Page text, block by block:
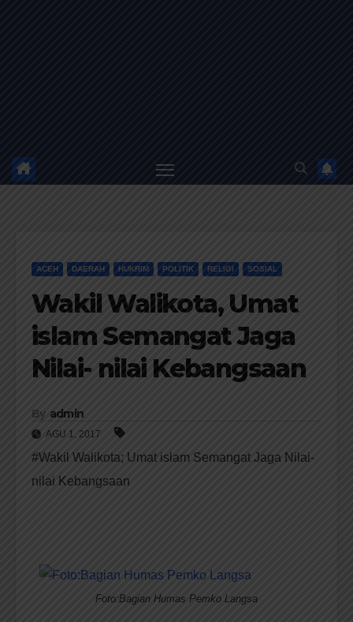
ACEH DAERAH HUKRIM POLITIK RELIGI SOSIAL
​Wakil Walikota, Umat
islam Semangat Jaga
Nilai- nilai Kebangsaan
By admin
AGU 1, 2017
#​Wakil Walikota; Umat islam Semangat Jaga Nilai-
nilai Kebangsaan
Foto:Bagian Humas Pemko Langsa